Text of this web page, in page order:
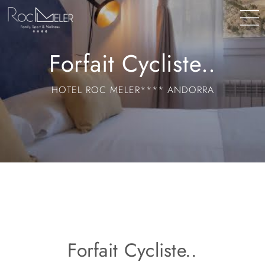
principal
Forfait Cycliste..
HOTEL ROC MELER**** ANDORRA
Forfait Cycliste..